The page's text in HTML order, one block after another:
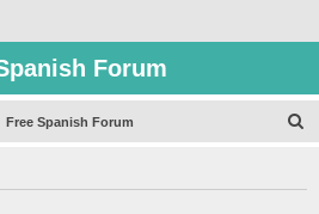
Forum
Free Spanish Forum